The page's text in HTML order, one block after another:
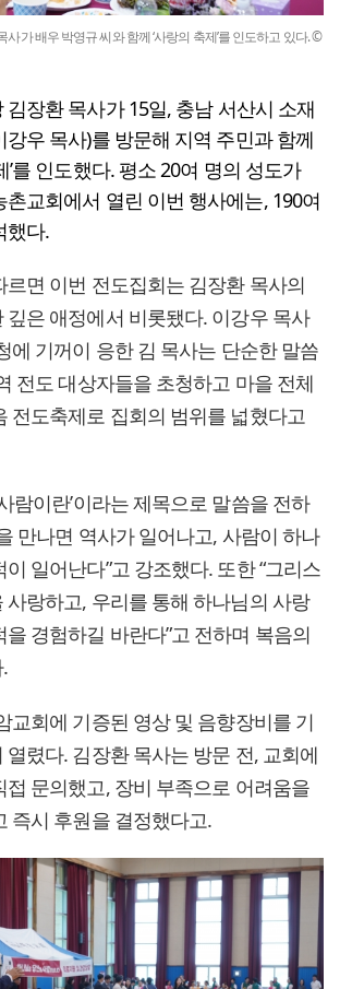
가 배우 박영규 씨와 함께 ‘사랑의 축제’를 인도하고 있다. ©
장환 목사가 15일, 충남 서산시 소재
강우 목사)를 방문해 지역 주민과 함께
’를 인도했다. 평소 20여 명의 성도가
교회에서 열린 이번 행사에는, 190여
했다.
르면 이번 전도집회는 김장환 목사의
깊은 애정에서 비롯됐다. 이강우 목사
에 기꺼이 응한 김 목사는 단순한 말씀
전도 대상자들을 초청하고 마을 전체
전도축제로 집회의 범위를 넓혔다고
람이란’이라는 제목으로 말씀을 전하
만나면 역사가 일어나고, 사람이 하나
일어난다”고 강조했다. 또한 “그리스
사랑하고, 우리를 통해 하나님의 사랑
경험하길 바란다”고 전하며 복음의
교회에 기증된 영상 및 음향장비를 기
열렸다. 김장환 목사는 방문 전, 교회에
접 문의했고, 장비 부족으로 어려움을
즉시 후원을 결정했다고.